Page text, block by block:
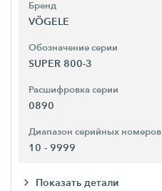
Бренд
VÖGELE
Обозначение серии
SUPER 800-3
Расшифровка серии
0890
Диапазон серийных номеров
10 - 9999
Показать детали